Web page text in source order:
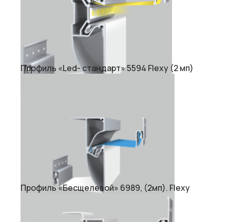
Профиль «Led- стандарт» 5594 Flexy (2 мп)
Профиль «Бесщелевой» 6989, (2мп). Flexy